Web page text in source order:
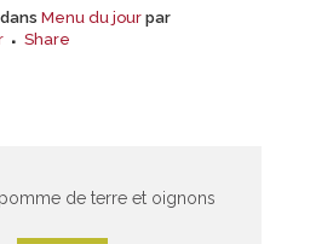
dans Menu du jour par
Share
de terre et oignons